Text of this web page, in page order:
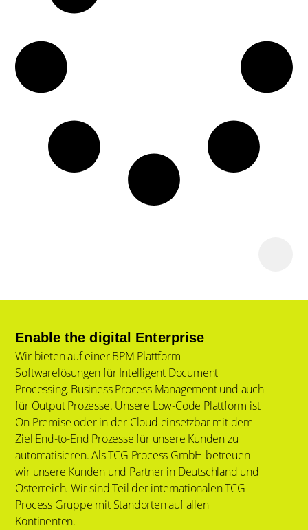
Enable the digital Enterprise
Wir bieten auf einer BPM Plattform
Softwarelösungen für Intelligent Document
Processing, Business Process Management und auch
für Output Prozesse. Unsere Low-Code Plattform ist
On Premise oder in der Cloud einsetzbar mit dem
Ziel End-to-End Prozesse für unsere Kunden zu
automatisieren. Als TCG Process GmbH betreuen
wir unsere Kunden und Partner in Deutschland und
Österreich. Wir sind Teil der internationalen TCG
Process Gruppe mit Standorten auf allen
Kontinenten.